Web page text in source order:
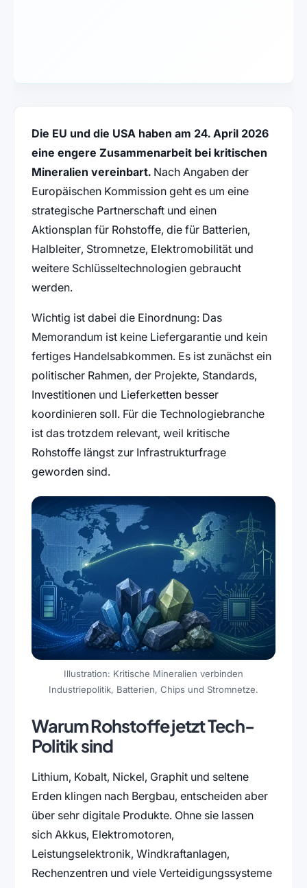
Die EU und die USA haben am 24. April 2026
eine engere Zusammenarbeit bei kritischen
Mineralien vereinbart.Nach Angaben der
Europäischen Kommission geht es um eine
strategische Partnerschaft und einen
Aktionsplan für Rohstoffe, die für Batterien,
Halbleiter, Stromnetze, Elektromobilität und
weitere Schlüsseltechnologien gebraucht
werden.
Wichtig ist dabei die Einordnung: Das
Memorandum ist keine Liefergarantie und kein
fertiges Handelsabkommen. Es ist zunächst ein
politischer Rahmen, der Projekte, Standards,
Investitionen und Lieferketten besser
koordinieren soll. Für die Technologiebranche
ist das trotzdem relevant, weil kritische
Rohstoffe längst zur Infrastrukturfrage
geworden sind.
Illustration: Kritische Mineralien verbinden
Industriepolitik, Batterien, Chips und Stromnetze.
Warum Rohstoffe jetzt Tech-
Politik sind
Lithium, Kobalt, Nickel, Graphit und seltene
Erden klingen nach Bergbau, entscheiden aber
über sehr digitale Produkte. Ohne sie lassen
sich Akkus, Elektromotoren,
Leistungselektronik, Windkraftanlagen,
Rechenzentren und viele Verteidigungssysteme